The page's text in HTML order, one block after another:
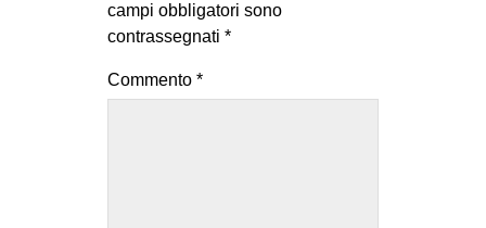
campi obbligatori sono
contrassegnati *
Commento *